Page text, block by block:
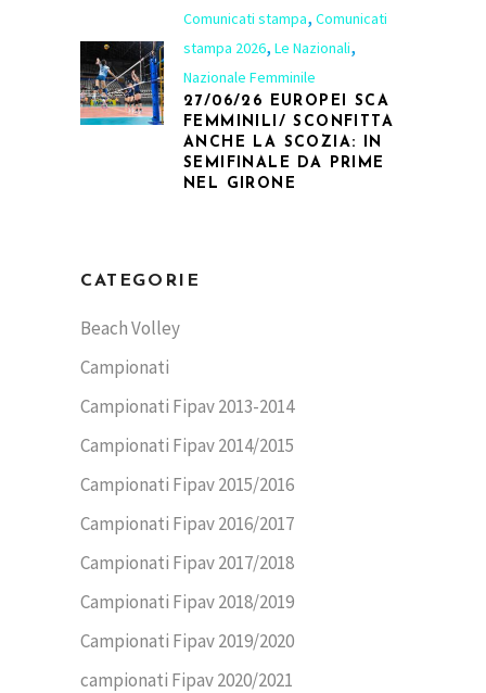
Comunicati stampa, Comunicati
stampa 2026, Le Nazionali,
Nazionale Femminile
27/06/26 EUROPEI SCA
FEMMINILI/ SCONFITTA
ANCHE LA SCOZIA: IN
SEMIFINALE DA PRIME
NEL GIRONE
CATEGORIE
Beach Volley
Campionati
Campionati Fipav 2013-2014
Campionati Fipav 2014/2015
Campionati Fipav 2015/2016
Campionati Fipav 2016/2017
Campionati Fipav 2017/2018
Campionati Fipav 2018/2019
Campionati Fipav 2019/2020
campionati Fipav 2020/2021